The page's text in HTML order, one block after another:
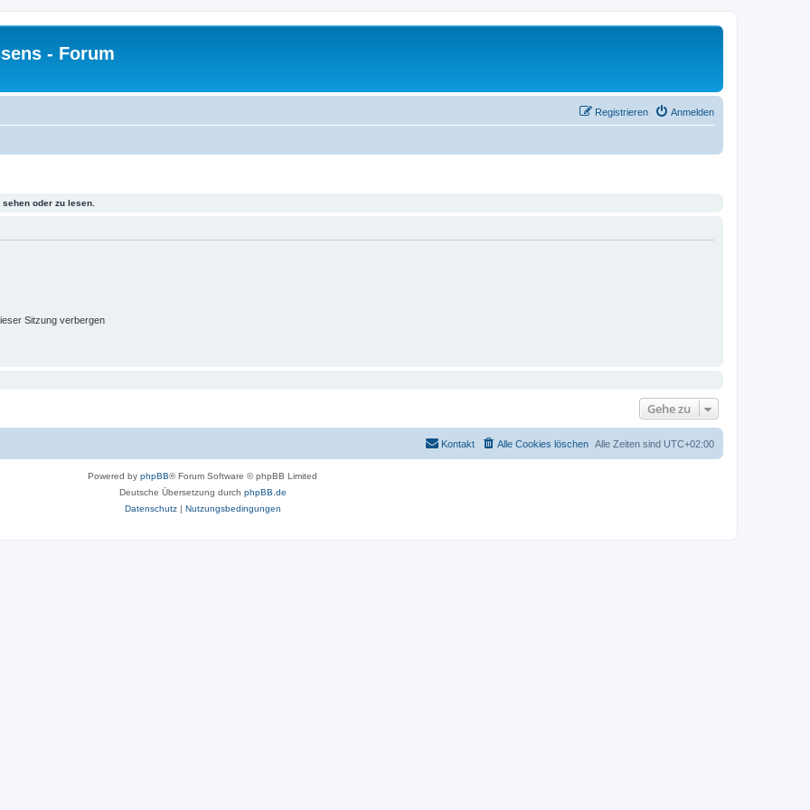
- Forum
Anmelden
Registrieren
oder zu lesen.
Sitzung verbergen
Gehe zu
Alle Zeiten sind UTC+02:00
Alle Cookies löschen
Kontakt
Powered by phpBB® Forum Software © phpBB Limited
Deutsche Übersetzung durch phpBB.de
Datenschutz| Nutzungsbedingungen